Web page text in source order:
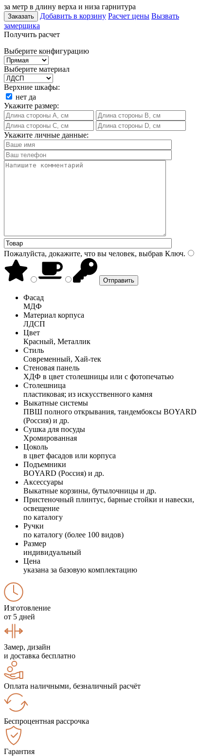
за метр в длину верха и низа гарнитура
Заказать Добавить в корзину Расчет цены Вызвать
замерщика
Получить расчет
Выберите конфигурацию
Выберите материал
Верхние шкафы:
нет да
Укажите размер:
Укажите личные данные:
Пожалуйста, докажите, что вы человек, выбрав Ключ.
Фасад
МДФ
Материал корпуса
ЛДСП
Цвет
Красный, Металлик
Стиль
Современный, Хай-тек
Стеновая панель
ХДФ в цвет столешницы или с фотопечатью
Столешница
пластиковая; из искусственного камня
Выкатные системы
ПВШ полного открывания, тандембоксы BOYARD
(Россия) и др.
Сушка для посуды
Хромированная
Цоколь
в цвет фасадов или корпуса
Подъемники
BOYARD (Россия) и др.
Аксессуары
Выкатные корзины, бутылочницы и др.
Пристеночный плинтус, барные стойки и навески,
освещение
по каталогу
Ручки
по каталогу (более 100 видов)
Размер
индивидуальный
Цена
указана за базовую комплектацию
Изготовление
от 5 дней
Замер, дизайн
и доставка бесплатно
Оплата наличными, безналичный расчёт
Беспроцентная рассрочка
Гарантия